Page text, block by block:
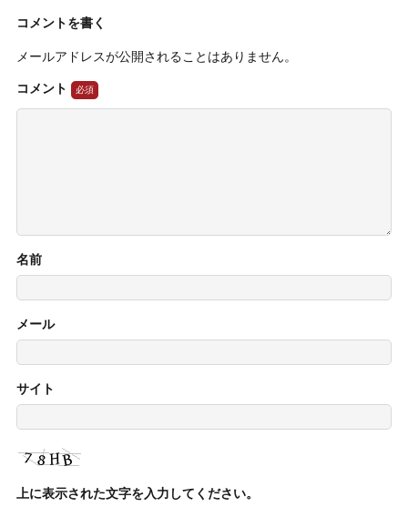
コメントを書く
メールアドレスが公開されることはありません。
コメント
名前
メール
サイト
上に表示された文字を入力してください。